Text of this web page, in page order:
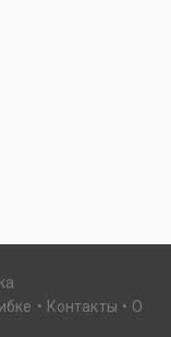
Контакты
О